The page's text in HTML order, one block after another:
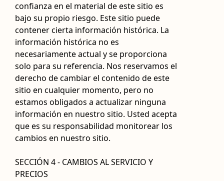
confianza en el material de este sitio es
bajo su propio riesgo. Este sitio puede
contener cierta información histórica. La
información histórica no es
necesariamente actual y se proporciona
solo para su referencia. Nos reservamos el
derecho de cambiar el contenido de este
sitio en cualquier momento, pero no
estamos obligados a actualizar ninguna
información en nuestro sitio. Usted acepta
que es su responsabilidad monitorear los
cambios en nuestro sitio.
SECCIÓN 4 - CAMBIOS AL SERVICIO Y
PRECIOS